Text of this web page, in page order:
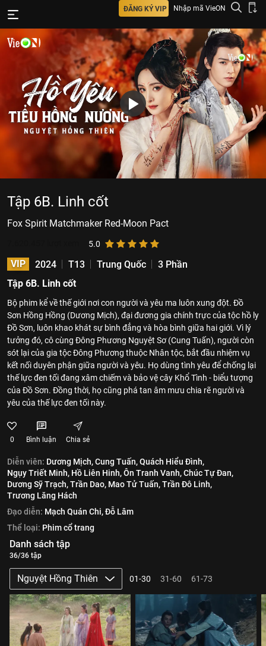
ĐĂNG KÝ VIP Nhập mã VieON
Tập 6B. Linh cốt
Fox Spirit Matchmaker Red-Moon Pact
5.0
VIP 2024 T13 Trung Quốc
3 Phần
Tập 6B. Linh cốt
Bộ phim kể về thế giới nơi con người và yêu ma luôn xung đột. Đồ
Sơn Hồng Hồng (Dương Mịch), đại đương gia chính trực của tộc hồ ly
Đồ Sơn, luôn khao khát sự bình đẳng và hòa bình giữa hai giới. Vì lý
tưởng đó, cô cùng Đông Phương Nguyệt Sơ (Cung Tuấn), người còn
sót lại của gia tộc Đông Phương thuộc Nhân tộc, bắt đầu nhiệm vụ
kết nối duyên phận giữa người và yêu. Họ dùng tình yêu để chống lại
thế lực đen tối đang xâm chiếm và bảo vệ cây Khổ Tình - biểu tượng
của Đồ Sơn. Đồng thời, họ cũng phá tan âm mưu chia rẽ người và
yêu của thế lực đen tối này.
0 Bình luận Chia sẻ
Diễn viên: Dương Mịch,Cung Tuấn,Quách Hiểu Đình,
Ngụy Triết Minh, Hồ Liên Hinh,Ôn Tranh Vanh,Chúc Tự Đan,
Dương Sỹ Trạch,Trần Dao, Mao Tử Tuấn,Trần Đô Linh,
Trương Lăng Hách
Đạo diễn: Mạch Quán Chi,Đỗ Lâm
Thể loại: Phim cổ trang
Danh sách tập
36/36 tập
Nguyệt Hồng Thiên 01-30 31-60 61-73